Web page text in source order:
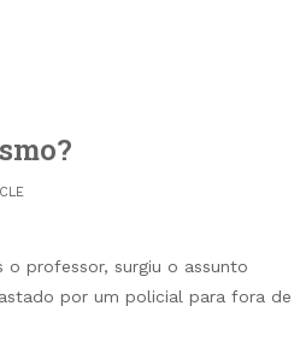
o professor, surgiu o assunto
por um policial para fora de